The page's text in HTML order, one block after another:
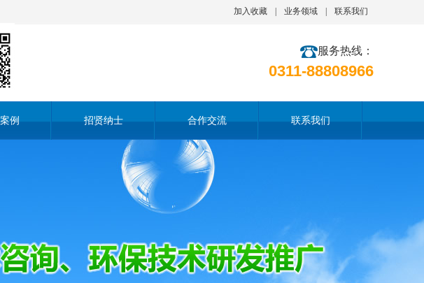
加入收藏 业务领域 联系我们
服务热线：
0311-88808966
例 招贤纳士 合作交流 联系我们